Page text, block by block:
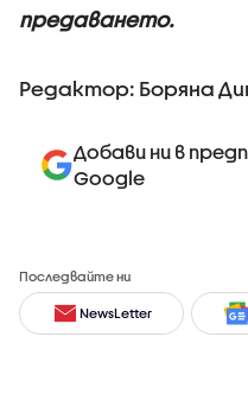
предаването.
Редактор: Боряна
Добави ни в
Google
Последвайте ни
NewsLetter